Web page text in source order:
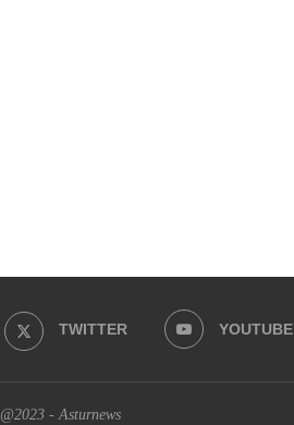
TWITTER YOUTUBE
@2023 - Asturnews